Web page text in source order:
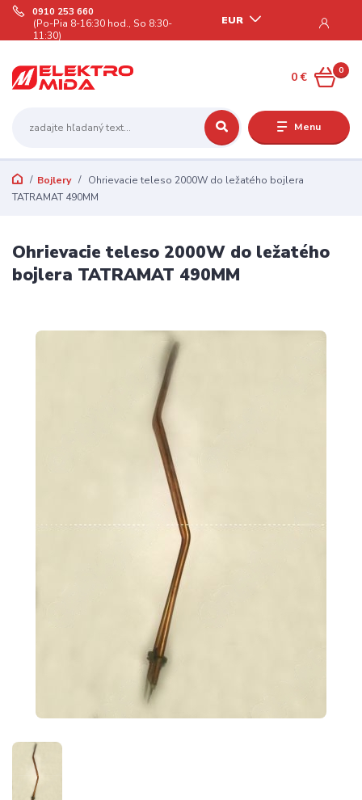
Menu
EUR
0910 253 660
(Po-Pia 8-16:30 hod., So 8:30-
11:30)
0
0 €
Bojlery
Ohrievacie teleso 2000W do ležatého bojlera
TATRAMAT 490MM
Ohrievacie teleso 2000W do ležatého
bojlera TATRAMAT 490MM